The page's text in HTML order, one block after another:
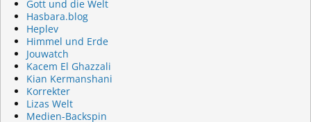
Gott und die Welt
Hasbara.blog
Heplev
Himmel und Erde
Jouwatch
Kacem El Ghazzali
Kian Kermanshani
Korrekter
Lizas Welt
Medien-Backspin